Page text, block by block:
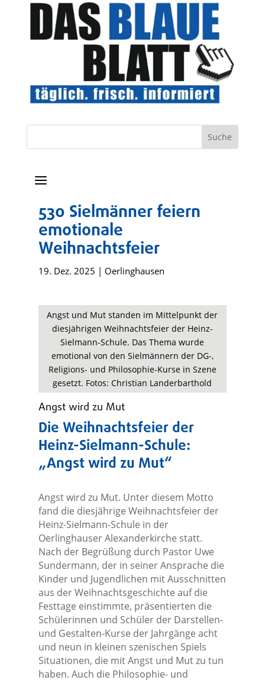
a
530 Sielmänner feiern
emotionale
Weihnachtsfeier
19. Dez. 2025 | Oerlinghausen
Angst und Mut standen im Mittelpunkt der
diesjährigen Weihnachtsfeier der Heinz-
Sielmann-Schule. Das Thema wurde
emotional von den Sielmännern der DG-,
Religions- und Philosophie-Kurse in Szene
gesetzt. Fotos: Christian Landerbarthold
Angst wird zu Mut
Die Weihnachtsfeier der
Heinz-Sielmann-Schule:
„Angst wird zu Mut“
Angst wird zu Mut. Unter diesem Motto
fand die diesjährige Weihnachtsfeier der
Heinz-Sielmann-Schule in der
Oerlinghauser Alexanderkirche statt.
Nach der Begrüßung durch Pastor Uwe
Sundermann, der in seiner Ansprache die
Kinder und Jugendlichen mit Ausschnitten
aus der Weihnachtsgeschichte auf die
Festtage einstimmte, präsentierten die
Schülerinnen und Schüler der Darstellen-
und Gestalten-Kurse der Jahrgänge acht
und neun in kleinen szenischen Spiels
Situationen, die mit Angst und Mut zu tun
haben. Auch die Philosophie- und